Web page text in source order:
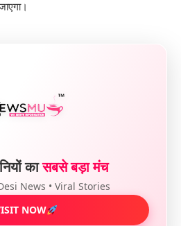
कासबसे बड़ा मंच
News • Viral Stories
NOW